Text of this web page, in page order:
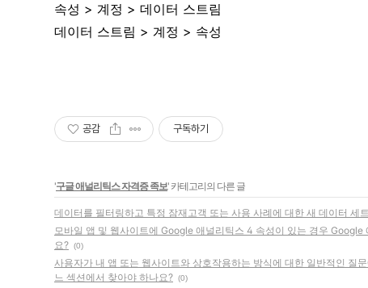
속성 > 계정 > 데이터 스트림
데이터 스트림 > 계정 > 속성
공감 구독하기
'구글 애널리틱스 자격증 족보' 카테고리의 다른 글
데이터를 필터링하고 특정 잠재고객 또는 사용 사례에 대한 새 데이터
모바일 앱 및 웹사이트에 Google 애널리틱스 4 속성이 있는 경우
요? (0)
사용자가 내 앱 또는 웹사이트와 상호작용하는 방식에 대한 일반적인 질
느 섹션에서 찾아야 하나요? (0)